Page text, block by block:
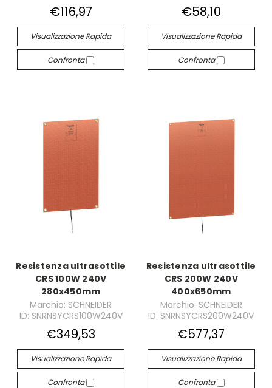
€116,97
Visualizzazione Rapida
Confronta
€58,10
Visualizzazione Rapida
Confronta
Resistenza ultrasottile
CRS 100W 240V
280x450mm
Marchio: SCHNEIDER
ID: SNRNSYCRS100W240V
€349,53
Visualizzazione Rapida
Confronta
Resistenza ultrasottile
CRS 200W 240V
400x650mm
Marchio: SCHNEIDER
ID: SNRNSYCRS200W240V
€577,37
Visualizzazione Rapida
Confronta